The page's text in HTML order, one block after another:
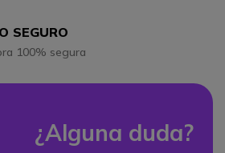
SEGURO
100% segura
¿Alguna duda?